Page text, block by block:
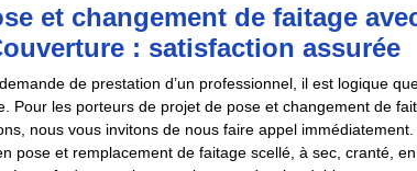
et changement de faitage
: satisfaction assurée
de prestation d’un professionnel, il est logique
Pour les porteurs de projet de pose et changement de
nous vous invitons de nous faire appel
pose et remplacement de faitage scellé, à sec, cranté,